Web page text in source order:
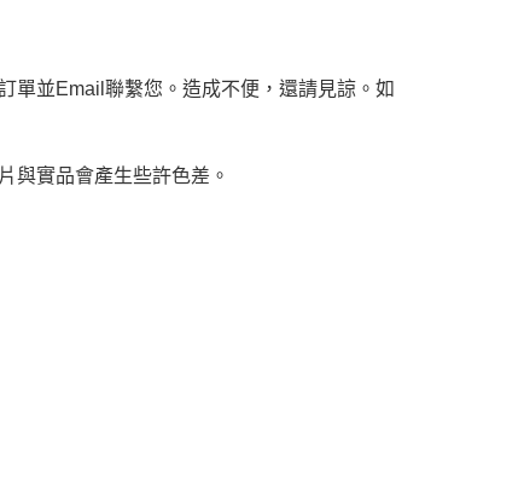
單並Email聯繫您。造成不便，還請見諒。如
與實品會產生些許色差。